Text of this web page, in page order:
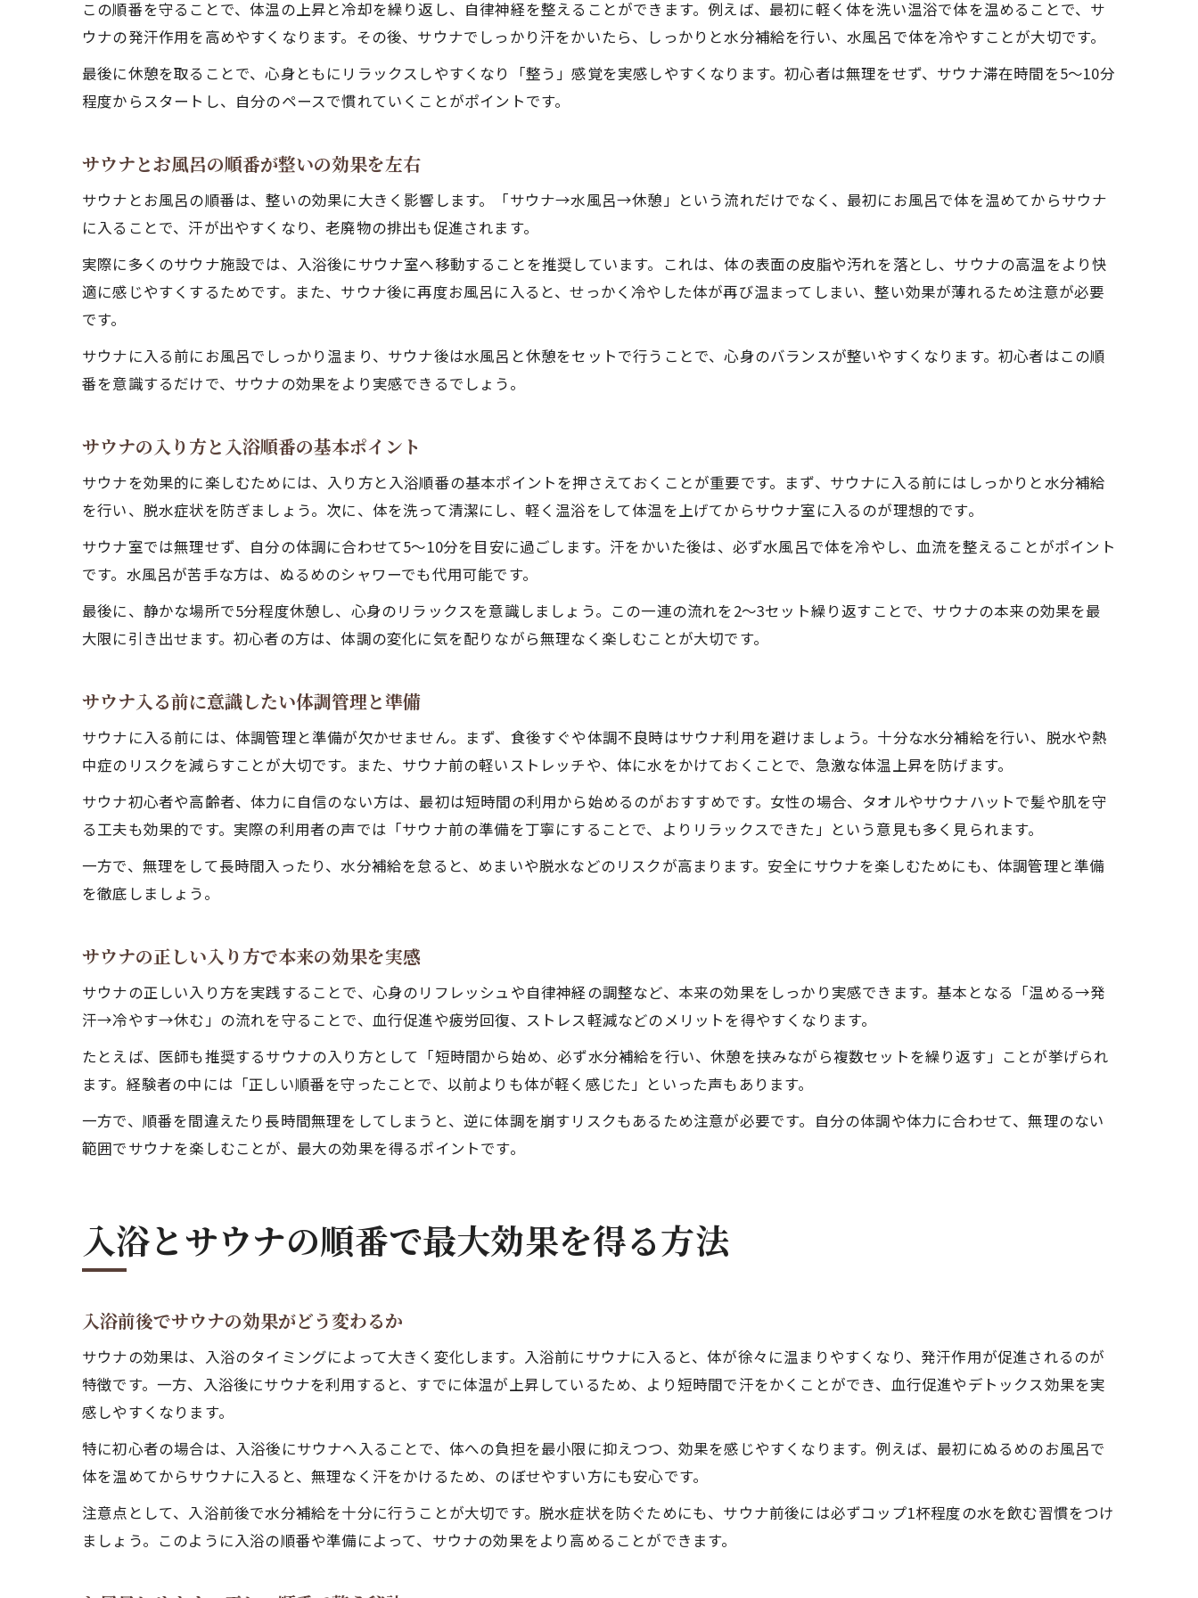
サウナの正しい入り方と体調チェック法
サウナ入る前後の流れで失敗しないコツ
サウナ何分何セットが効果的か専門家解説
サウナと運動の順番で効果が変わる理由
サウナと筋トレを両立させる入り方のコツ
サウナ前に体へ水をかけるべき理由と効果
サウナで失敗しないための注意点まとめ
サウナ用語の基礎知識と初心者の注意点
サウナマフィアとは何か知っておきたい理由
この順番を守ることで、体温の上昇と冷却を繰り返し、自律神経を整えることができます。例えば、最初に軽く体を洗い温浴で体を温めることで、サ
ウナの発汗作用を高めやすくなります。その後、サウナでしっかり汗をかいたら、しっかりと水分補給を行い、水風呂で体を冷やすことが大切です。
最後に休憩を取ることで、心身ともにリラックスしやすくなり「整う」感覚を実感しやすくなります。初心者は無理をせず、サウナ滞在時間を5～10分
程度からスタートし、自分のペースで慣れていくことがポイントです。
サウナとお風呂の順番が整いの効果を左右
サウナとお風呂の順番は、整いの効果に大きく影響します。「サウナ→水風呂→休憩」という流れだけでなく、最初にお風呂で体を温めてからサウナ
に入ることで、汗が出やすくなり、老廃物の排出も促進されます。
実際に多くのサウナ施設では、入浴後にサウナ室へ移動することを推奨しています。これは、体の表面の皮脂や汚れを落とし、サウナの高温をより快
適に感じやすくするためです。また、サウナ後に再度お風呂に入ると、せっかく冷やした体が再び温まってしまい、整い効果が薄れるため注意が必要
です。
サウナに入る前にお風呂でしっかり温まり、サウナ後は水風呂と休憩をセットで行うことで、心身のバランスが整いやすくなります。初心者はこの順
番を意識するだけで、サウナの効果をより実感できるでしょう。
サウナの入り方と入浴順番の基本ポイント
サウナを効果的に楽しむためには、入り方と入浴順番の基本ポイントを押さえておくことが重要です。まず、サウナに入る前にはしっかりと水分補給
を行い、脱水症状を防ぎましょう。次に、体を洗って清潔にし、軽く温浴をして体温を上げてからサウナ室に入るのが理想的です。
サウナ室では無理せず、自分の体調に合わせて5～10分を目安に過ごします。汗をかいた後は、必ず水風呂で体を冷やし、血流を整えることがポイント
です。水風呂が苦手な方は、ぬるめのシャワーでも代用可能です。
最後に、静かな場所で5分程度休憩し、心身のリラックスを意識しましょう。この一連の流れを2～3セット繰り返すことで、サウナの本来の効果を最
大限に引き出せます。初心者の方は、体調の変化に気を配りながら無理なく楽しむことが大切です。
サウナ入る前に意識したい体調管理と準備
サウナに入る前には、体調管理と準備が欠かせません。まず、食後すぐや体調不良時はサウナ利用を避けましょう。十分な水分補給を行い、脱水や熱
中症のリスクを減らすことが大切です。また、サウナ前の軽いストレッチや、体に水をかけておくことで、急激な体温上昇を防げます。
サウナ初心者や高齢者、体力に自信のない方は、最初は短時間の利用から始めるのがおすすめです。女性の場合、タオルやサウナハットで髪や肌を守
る工夫も効果的です。実際の利用者の声では「サウナ前の準備を丁寧にすることで、よりリラックスできた」という意見も多く見られます。
一方で、無理をして長時間入ったり、水分補給を怠ると、めまいや脱水などのリスクが高まります。安全にサウナを楽しむためにも、体調管理と準備
を徹底しましょう。
サウナの正しい入り方で本来の効果を実感
サウナの正しい入り方を実践することで、心身のリフレッシュや自律神経の調整など、本来の効果をしっかり実感できます。基本となる「温める→発
汗→冷やす→休む」の流れを守ることで、血行促進や疲労回復、ストレス軽減などのメリットを得やすくなります。
たとえば、医師も推奨するサウナの入り方として「短時間から始め、必ず水分補給を行い、休憩を挟みながら複数セットを繰り返す」ことが挙げられ
ます。経験者の中には「正しい順番を守ったことで、以前よりも体が軽く感じた」といった声もあります。
一方で、順番を間違えたり長時間無理をしてしまうと、逆に体調を崩すリスクもあるため注意が必要です。自分の体調や体力に合わせて、無理のない
範囲でサウナを楽しむことが、最大の効果を得るポイントです。
入浴とサウナの順番で最大効果を得る方法
入浴前後でサウナの効果がどう変わるか
サウナの効果は、入浴のタイミングによって大きく変化します。入浴前にサウナに入ると、体が徐々に温まりやすくなり、発汗作用が促進されるのが
特徴です。一方、入浴後にサウナを利用すると、すでに体温が上昇しているため、より短時間で汗をかくことができ、血行促進やデトックス効果を実
感しやすくなります。
特に初心者の場合は、入浴後にサウナへ入ることで、体への負担を最小限に抑えつつ、効果を感じやすくなります。例えば、最初にぬるめのお風呂で
体を温めてからサウナに入ると、無理なく汗をかけるため、のぼせやすい方にも安心です。
注意点として、入浴前後で水分補給を十分に行うことが大切です。脱水症状を防ぐためにも、サウナ前後には必ずコップ1杯程度の水を飲む習慣をつけ
ましょう。このように入浴の順番や準備によって、サウナの効果をより高めることができます。